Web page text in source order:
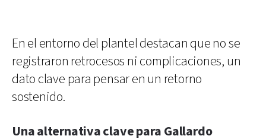
En el entorno del plantel destacan que no se
registraron retrocesos ni complicaciones, un
dato clave para pensar en un retorno
sostenido.
Una alternativa clave para Gallardo